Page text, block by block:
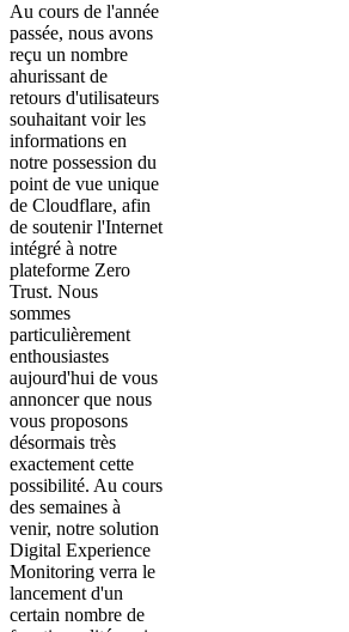
Au cours de l'année
passée, nous avons
reçu un nombre
ahurissant de
retours d'utilisateurs
souhaitant voir les
informations en
notre possession du
point de vue unique
de Cloudflare, afin
de soutenir l'Internet
intégré à notre
plateforme Zero
Trust. Nous
sommes
particulièrement
enthousiastes
aujourd'hui de vous
annoncer que nous
vous proposons
désormais très
exactement cette
possibilité. Au cours
des semaines à
venir, notre solution
Digital Experience
Monitoring verra le
lancement d'un
certain nombre de